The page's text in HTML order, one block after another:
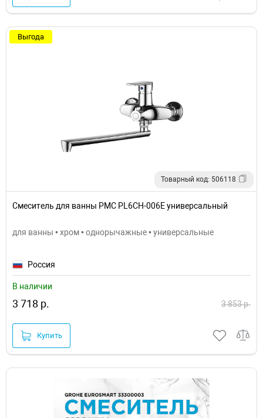
Выгода
Товарный код: 506118
Смеситель для ванны РМС PL6CH-006E универсальный
для ванны • хром • однорычажные • универсальные
Россия
В наличии
3 718 р. 3 853 р.
Купить